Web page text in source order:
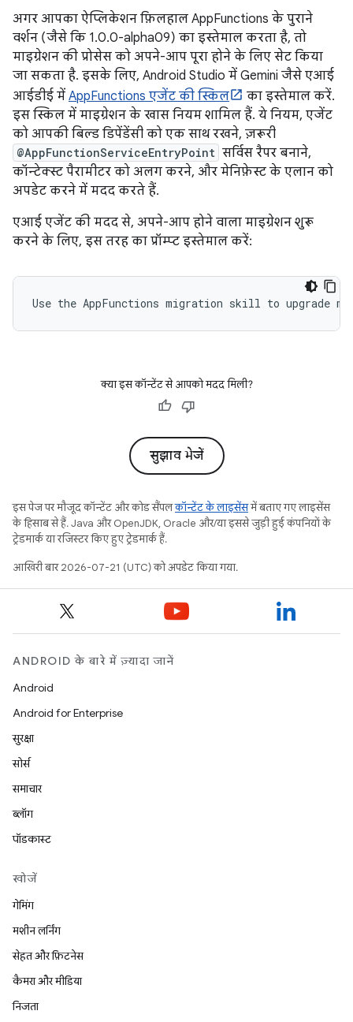
अगर आपका ऐप्लिकेशन फ़िलहाल AppFunctions के पुराने
वर्शन (जैसे कि 1.0.0-alpha09) का इस्तेमाल करता है, तो
माइग्रेशन की प्रोसेस को अपने-आप पूरा होने के लिए सेट किया
जा सकता है. इसके लिए, Android Studio में Gemini जैसे एआई
आईडीई में AppFunctions एजेंट की स्किल
का इस्तेमाल करें.
इस स्किल में माइग्रेशन के खास नियम शामिल हैं. ये नियम, एजेंट
को आपकी बिल्ड डिपेंडेंसी को एक साथ रखने, ज़रूरी
@AppFunctionServiceEntryPoint सर्विस रैपर बनाने,
कॉन्टेक्स्ट पैरामीटर को अलग करने, और मेनिफ़ेस्ट के एलान को
अपडेट करने में मदद करते हैं.
एआई एजेंट की मदद से, अपने-आप होने वाला माइग्रेशन शुरू
करने के लिए, इस तरह का प्रॉम्प्ट इस्तेमाल करें:
क्या इस कॉन्टेंट से आपको मदद मिली?
सुझाव भेजें
इस पेज पर मौजूद कॉन्टेंट और कोड सैंपलकॉन्टेंट के लाइसेंसमें बताए गए लाइसेंस
के हिसाब से हैं. Java और OpenJDK, Oracle और/या इससे जुड़ी हुई कंपनियों के
ट्रेडमार्क या रजिस्टर किए हुए ट्रेडमार्क हैं.
आखिरी बार 2026-07-21 (UTC) को अपडेट किया गया.
ANDROID के बारे में ज़्यादा जानें
Android
Android for Enterprise
सुरक्षा
सोर्स
समाचार
ब्लॉग
पॉडकास्ट
खोजें
गेमिंग
मशीन लर्निंग
सेहत और फ़िटनेस
कैमरा और मीडिया
निजता